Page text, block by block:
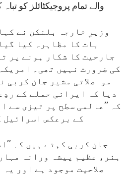
والے تمام پروجیکٹائلز کو تباہ
وزیرِ خارجہ بلنکن نے
بات کا مظاہرہ کیا
جارحیت کا شکار ہونے پر
کی ضرورت نہیں تھی۔
مواصلاتی مشیر جان کربی
دیا کہ ایرانی حملے کے
کہ ’’عالمی سطح پر تیزی سے
کے برعکس اسرائیل
جان کربی کہتے ہیں کہ
ہنر، عظیم پیشہ ورانہ
صلاحیت موجود ہے اور